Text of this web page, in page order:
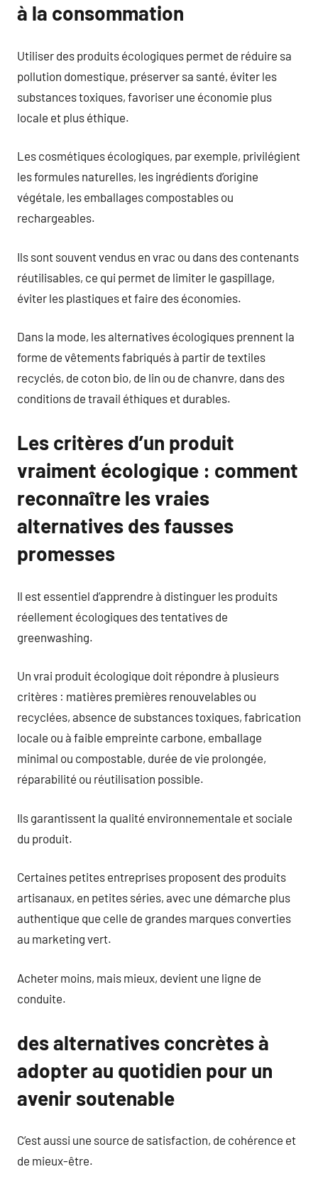
à la consommation
Utiliser des produits écologiques permet de réduire sa
pollution domestique, préserver sa santé, éviter les
substances toxiques, favoriser une économie plus
locale et plus éthique.
Les cosmétiques écologiques, par exemple, privilégient
les formules naturelles, les ingrédients d’origine
végétale, les emballages compostables ou
rechargeables.
Ils sont souvent vendus en vrac ou dans des contenants
réutilisables, ce qui permet de limiter le gaspillage,
éviter les plastiques et faire des économies.
Dans la mode, les alternatives écologiques prennent la
forme de vêtements fabriqués à partir de textiles
recyclés, de coton bio, de lin ou de chanvre, dans des
conditions de travail éthiques et durables.
Les critères d’un produit
vraiment écologique : comment
reconnaître les vraies
alternatives des fausses
promesses
Il est essentiel d’apprendre à distinguer les produits
réellement écologiques des tentatives de
greenwashing.
Un vrai produit écologique doit répondre à plusieurs
critères : matières premières renouvelables ou
recyclées, absence de substances toxiques, fabrication
locale ou à faible empreinte carbone, emballage
minimal ou compostable, durée de vie prolongée,
réparabilité ou réutilisation possible.
Ils garantissent la qualité environnementale et sociale
du produit.
Certaines petites entreprises proposent des produits
artisanaux, en petites séries, avec une démarche plus
authentique que celle de grandes marques converties
au marketing vert.
Acheter moins, mais mieux, devient une ligne de
conduite.
des alternatives concrètes à
adopter au quotidien pour un
avenir soutenable
C’est aussi une source de satisfaction, de cohérence et
de mieux-être.